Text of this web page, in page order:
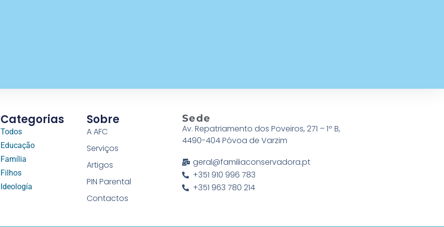
Categorias
Todos
Educação
Família
Filhos
Ideología
Sobre
A AFC
Serviços
Artigos
PIN Parental
Contactos
Sede
Av. Repatriamento dos Poveiros, 271 – 1º B,
4490-404 Póvoa de Varzim
geral@familiaconservadora.pt
+351 910 996 783
+351 963 780 214